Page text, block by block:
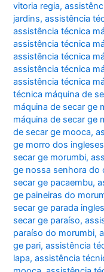
vitoria regia,
jardins,assistência
assistência técnica
assistência técnica
assistência técnica
assistência técnica
assistência técnica
técnica máquina de
máquina de secar ge
máquina de secar ge
de secar ge mooca,
ge morro dos ingleses
secar ge morumbi,
ge nossa senhora do
secar ge pacaembu,
ge paineiras do
secar ge parada
secar ge paraíso,
paraíso do morumbi,
ge pari,assistência
lapa,assistência